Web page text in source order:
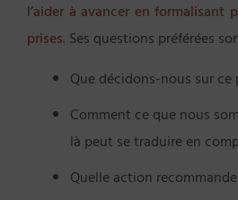
l’aider à avancer en formalisant
prises. Ses questions préférées
Que décidons-nous sur
Comment ce que nous
là peut se traduire en
Quelle action